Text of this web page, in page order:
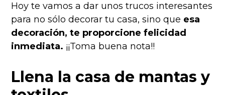
Hoy te vamos a dar unos trucos interesantes
para no sólo decorar tu casa, sino que esa
decoración, te proporcione felicidad
inmediata. ¡¡Toma buena nota!!
Llena la casa de mantas y